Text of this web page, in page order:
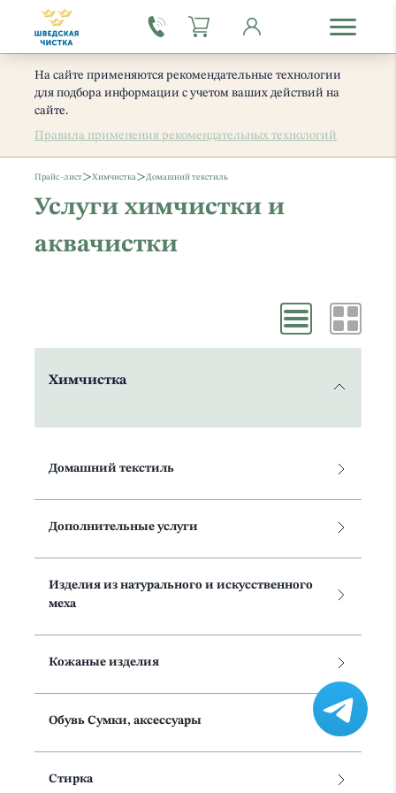
На сайте применяются рекомендательные технологии
для подбора информации с учетом ваших действий на
сайте.
Правила применения рекомендательных технологий
Прайс -лист>Химчистка>Домашний текстиль
Услуги химчистки и
аквачистки
Химчистка
Домашний текстиль
Дополнительные услуги
Изделия из натурального и искусственного
меха
Кожаные изделия
Обувь Сумки, аксессуары
Стирка